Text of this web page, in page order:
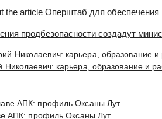
продбезопасности создадут
карьера, образование и
АПК: профиль Оксаны Лут